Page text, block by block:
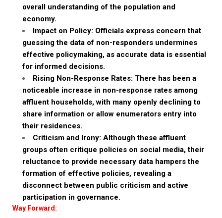
overall understanding of the population and
economy.
Impact on Policy: Officials express concern that
guessing the data of non-responders undermines
effective policymaking, as accurate data is essential
for informed decisions.
Rising Non-Response Rates: There has been a
noticeable increase in non-response rates among
affluent households, with many openly declining to
share information or allow enumerators entry into
their residences.
Criticism and Irony: Although these affluent
groups often critique policies on social media, their
reluctance to provide necessary data hampers the
formation of effective policies, revealing a
disconnect between public criticism and active
participation in governance.
Way Forward: